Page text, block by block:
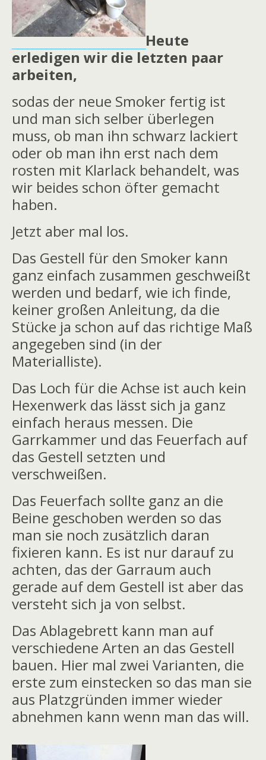
Heute
erledigen wir die letzten paar
arbeiten,
sodas der neue Smoker fertig ist
und man sich selber überlegen
muss, ob man ihn schwarz lackiert
oder ob man ihn erst nach dem
rosten mit Klarlack behandelt, was
wir beides schon öfter gemacht
haben.
Jetzt aber mal los.
Das Gestell für den Smoker kann
ganz einfach zusammen geschweißt
werden und bedarf, wie ich finde,
keiner großen Anleitung, da die
Stücke ja schon auf das richtige Maß
angegeben sind (in der
Materialliste).
Das Loch für die Achse ist auch kein
Hexenwerk das lässt sich ja ganz
einfach heraus messen. Die
Garrkammer und das Feuerfach auf
das Gestell setzten und
verschweißen.
Das Feuerfach sollte ganz an die
Beine geschoben werden so das
man sie noch zusätzlich daran
fixieren kann. Es ist nur darauf zu
achten, das der Garraum auch
gerade auf dem Gestell ist aber das
versteht sich ja von selbst.
Das Ablagebrett kann man auf
verschiedene Arten an das Gestell
bauen. Hier mal zwei Varianten, die
erste zum einstecken so das man sie
aus Platzgründen immer wieder
abnehmen kann wenn man das will.